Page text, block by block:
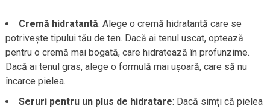
Cremă hidratantă: Alege o cremă hidratantă care se
potrivește tipului tău de ten. Dacă ai tenul uscat, optează
pentru o cremă mai bogată, care hidratează în profunzime.
Dacă ai tenul gras, alege o formulă mai ușoară, care să nu
încarce pielea.
Seruri pentru un plus de hidratare: Dacă simți că pielea